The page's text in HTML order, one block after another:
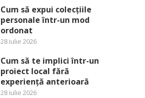
Cum să expui colecțiile
personale într-un mod
ordonat
28 iulie 2026
Cum să te implici într-un
proiect local fără
experiență anterioară
28 iulie 2026